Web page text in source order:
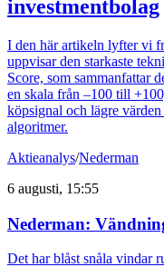
investmentbolag
I den här artikeln lyfter vi
uppvisar den starkaste
Score, som sammanfattar
en skala från –100 till
köpsignal och lägre
algoritmer.
Aktieanalys/Nederman
6 augusti, 15:55
Nederman:
Det har blåst snåla vindar